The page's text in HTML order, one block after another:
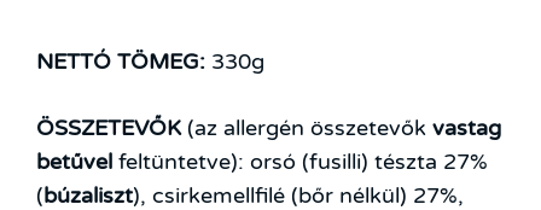
NETTÓ TÖMEG: 330g
ÖSSZETEVŐK(az allergén összetevők vastag
betűvel feltüntetve): orsó (fusilli) tészta 27%
(búzaliszt), csirkemellfilé (bőr nélkül) 27%,